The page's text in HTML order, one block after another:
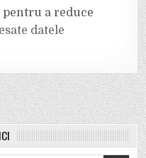
pentru a reduce
datele